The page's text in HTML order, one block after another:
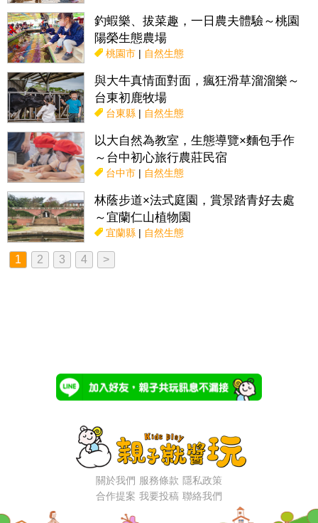
釣蝦樂、拔菜趣，一日農夫體驗～桃園
陽榮生態農場
桃園市| 自然生態
與大牛真情面對面，瘋狂滑草溜溜樂～
台東初鹿牧場
台東縣| 自然生態
以大自然為教室，生態導覽×麵包手作
～台中初心旅行農莊民宿
台中市| 自然生態
林蔭步道×法式庭園，賞景踏青好去處
～宜蘭仁山植物園
宜蘭縣| 自然生態
1 2 3 4 >
關於我們 服務條款 隱私政策
合作提案 我要投稿 聯絡我們